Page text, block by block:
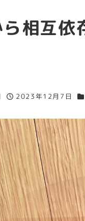
相互
投稿日
2023年12月7日